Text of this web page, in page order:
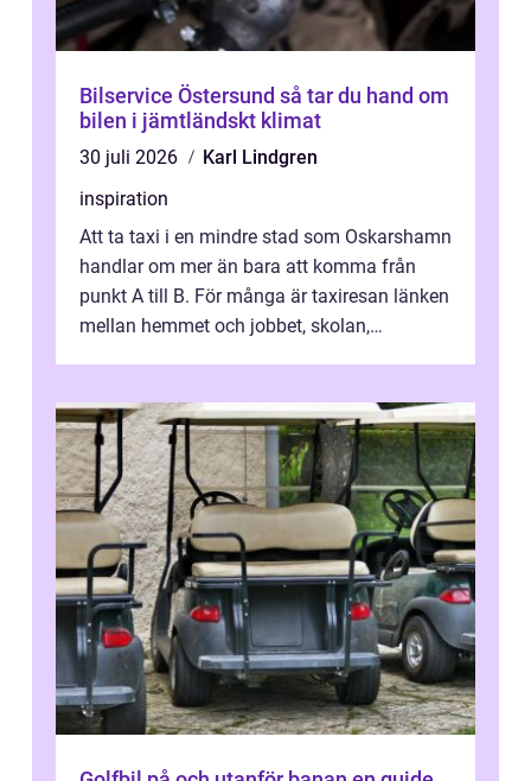
Bilservice Östersund så tar du hand om
bilen i jämtländskt klimat
30 juli 2026
Karl Lindgren
inspiration
Att ta taxi i en mindre stad som Oskarshamn
handlar om mer än bara att komma från
punkt A till B. För många är taxiresan länken
mellan hemmet och jobbet, skolan,